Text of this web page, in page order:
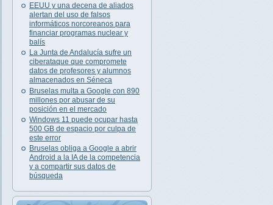
EEUU y una decena de aliados
alertan del uso de falsos
informáticos norcoreanos para
financiar programas nuclear y
balís
La Junta de Andalucía sufre un
ciberataque que compromete
datos de profesores y alumnos
almacenados en Séneca
Bruselas multa a Google con 890
millones por abusar de su
posición en el mercado
Windows 11 puede ocupar hasta
500 GB de espacio por culpa de
este error
Bruselas obliga a Google a abrir
Android a la IA de la competencia
y a compartir sus datos de
búsqueda